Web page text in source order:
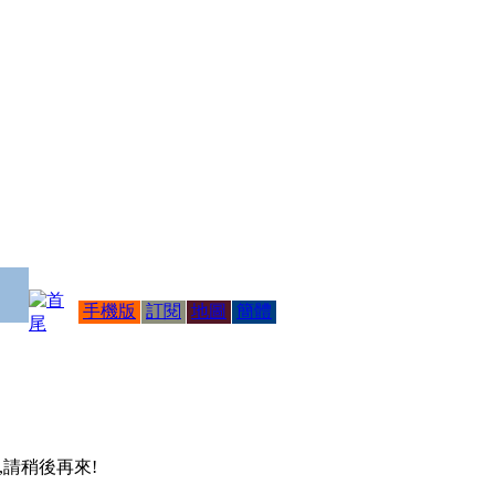
手機版 訂閱 地圖 簡體
稍後再來!